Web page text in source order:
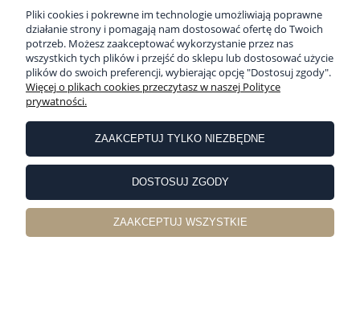
INFORMACJE
O NAS
Sklep internetowy Pościelownia | ul. Partyzancka 10, 63-400 Ostrów
sklep@poscielownia.pl|786 821 018| NIP: 6222220053 |
pokaż pełną wersję strony
Sklep internetowy Shoper Premium
Pliki cookies i pokrewne im technologie umożliwiają poprawne
działanie strony i pomagają nam dostosować ofertę do Twoich
potrzeb. Możesz zaakceptować wykorzystanie przez nas
wszystkich tych plików i przejść do sklepu lub dostosować użycie
plików do swoich preferencji, wybierając opcję "Dostosuj zgody".
Więcej o plikach cookies przeczytasz w naszej Polityce
prywatności.
ZAAKCEPTUJ TYLKO NIEZBĘDNE
DOSTOSUJ ZGODY
ZAAKCEPTUJ WSZYSTKIE